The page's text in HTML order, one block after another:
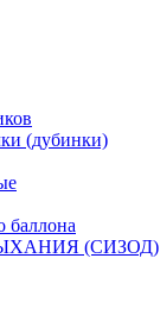
(дубинки)
баллона
(СИЗОД)